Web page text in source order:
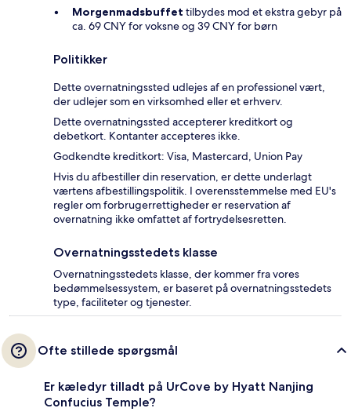
Morgenmadsbuffet tilbydes mod et ekstra gebyr på
ca. 69 CNY for voksne og 39 CNY for børn
Politikker
Dette overnatningssted udlejes af en professionel vært,
der udlejer som en virksomhed eller et erhverv.
Dette overnatningssted accepterer kreditkort og
debetkort. Kontanter accepteres ikke.
Godkendte kreditkort: Visa, Mastercard, Union Pay
Hvis du afbestiller din reservation, er dette underlagt
værtens afbestillingspolitik. I overensstemmelse med EU's
regler om forbrugerrettigheder er reservation af
overnatning ikke omfattet af fortrydelsesretten.
Overnatningsstedets klasse
Overnatningsstedets klasse, der kommer fra vores
bedømmelsessystem, er baseret på overnatningsstedets
type, faciliteter og tjenester.
Ofte stillede spørgsmål
Er kæledyr tilladt på UrCove by Hyatt Nanjing
Confucius Temple?